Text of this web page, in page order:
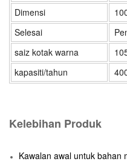
Dimensi
Selesai
saiz kotak warna
kapasiti/tahun
Kelebihan Produk
Kawalan awal untuk bahan